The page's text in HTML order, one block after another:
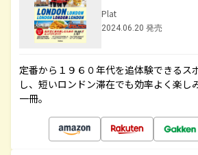
Plat
2024.06.20 発売
定番から１９６０年代を追体験できるス
し、短いロンドン滞在でも効率よく楽し
一冊。